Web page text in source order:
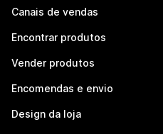
Canais de vendas
Encontrar produtos
Vender produtos
Encomendas e envio
Design da loja